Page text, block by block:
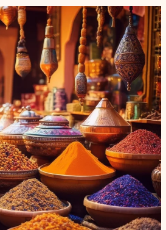
صلالة
الساحر